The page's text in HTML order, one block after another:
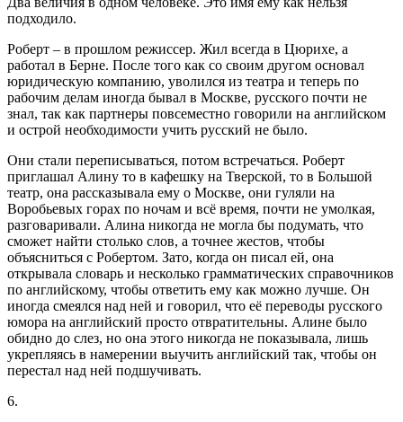
подходило.
Роберт – в прошлом режиссер. Жил всегда в Цюрихе, а
работал в Берне. После того как со своим другом основал
юридическую компанию, уволился из театра и теперь по
рабочим делам иногда бывал в Москве, русского почти не
знал, так как партнеры повсеместно говорили на английском
и острой необходимости учить русский не было.
Они стали переписываться, потом встречаться. Роберт
приглашал Алину то в кафешку на Тверской, то в Большой
театр, она рассказывала ему о Москве, они гуляли на
Воробьевых горах по ночам и всё время, почти не умолкая,
разговаривали. Алина никогда не могла бы подумать, что
сможет найти столько слов, а точнее жестов, чтобы
объясниться с Робертом. Зато, когда он писал ей, она
открывала словарь и несколько грамматических справочников
по английскому, чтобы ответить ему как можно лучше. Он
иногда смеялся над ней и говорил, что её переводы русского
юмора на английский просто отвратительны. Алине было
обидно до слез, но она этого никогда не показывала, лишь
укрепляясь в намерении выучить английский так, чтобы он
перестал над ней подшучивать.
6.